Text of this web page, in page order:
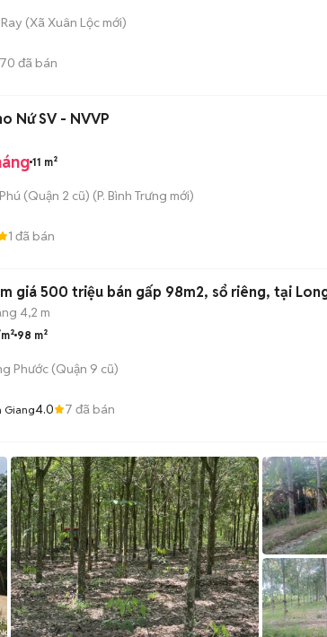
(Xã Xuân Lộc mới)
70 đã bán
Nứ SV - NVVP
11 m²
(Quận 2 cũ) (P. Bình Trưng mới)
1 đã bán
giá 500 triệu bán gấp 98m2, sổ riêng, tại
4,2 m
98 m²
Phước (Quận 9 cũ)
Giang4.0 7 đã bán